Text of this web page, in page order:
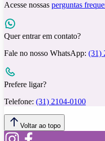
Acesse nossas perguntas
Quer entrar em contato?
Fale no nosso WhatsApp: (31)
Prefere ligar?
Telefone: (31) 2104-0100
Voltar ao topo